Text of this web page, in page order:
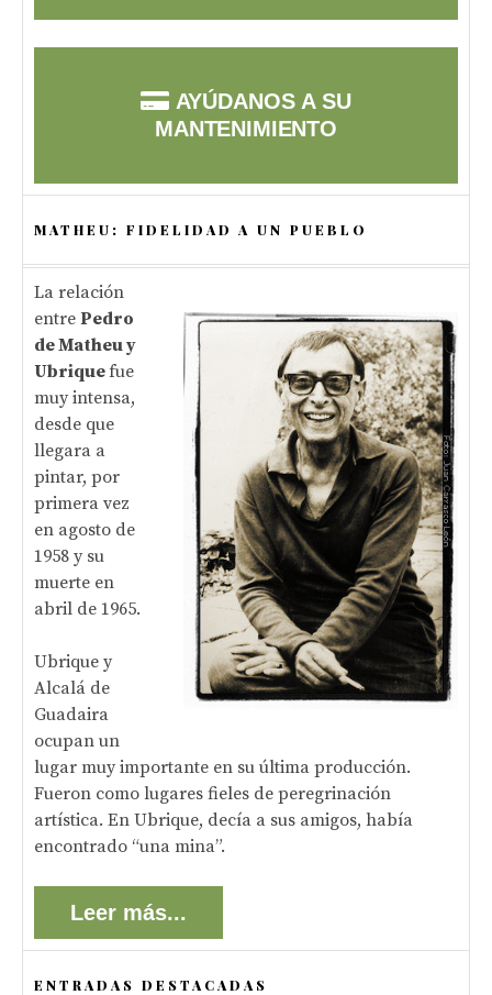
AYÚDANOS A SU
MANTENIMIENTO
MATHEU: FIDELIDAD A UN PUEBLO
La relación
entre Pedro
de Matheu y
Ubriquefue
muy intensa,
desde que
llegara a
pintar, por
primera vez
en agosto de
1958 y su
muerte en
abril de 1965.
Ubrique y
Alcalá de
Guadaira
ocupan un
lugar muy importante en su última producción.
Fueron como lugares fieles de peregrinación
artística. En Ubrique, decía a sus amigos, había
encontrado “una mina”.
Leer más...
ENTRADAS DESTACADAS